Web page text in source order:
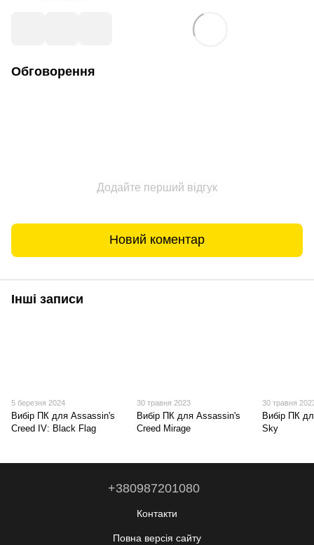
Обговорення
Додайте перший відгук
Новий коментар
Інші записи
5 березня 2024
Вибір ПК для Assassin's
Creed IV: Black Flag
30 травня 2023
Вибір ПК для Assassin's
Creed Mirage
30 травня
Вибір ПК
Sky
+380987201080
Контакти
Повна версія сайту